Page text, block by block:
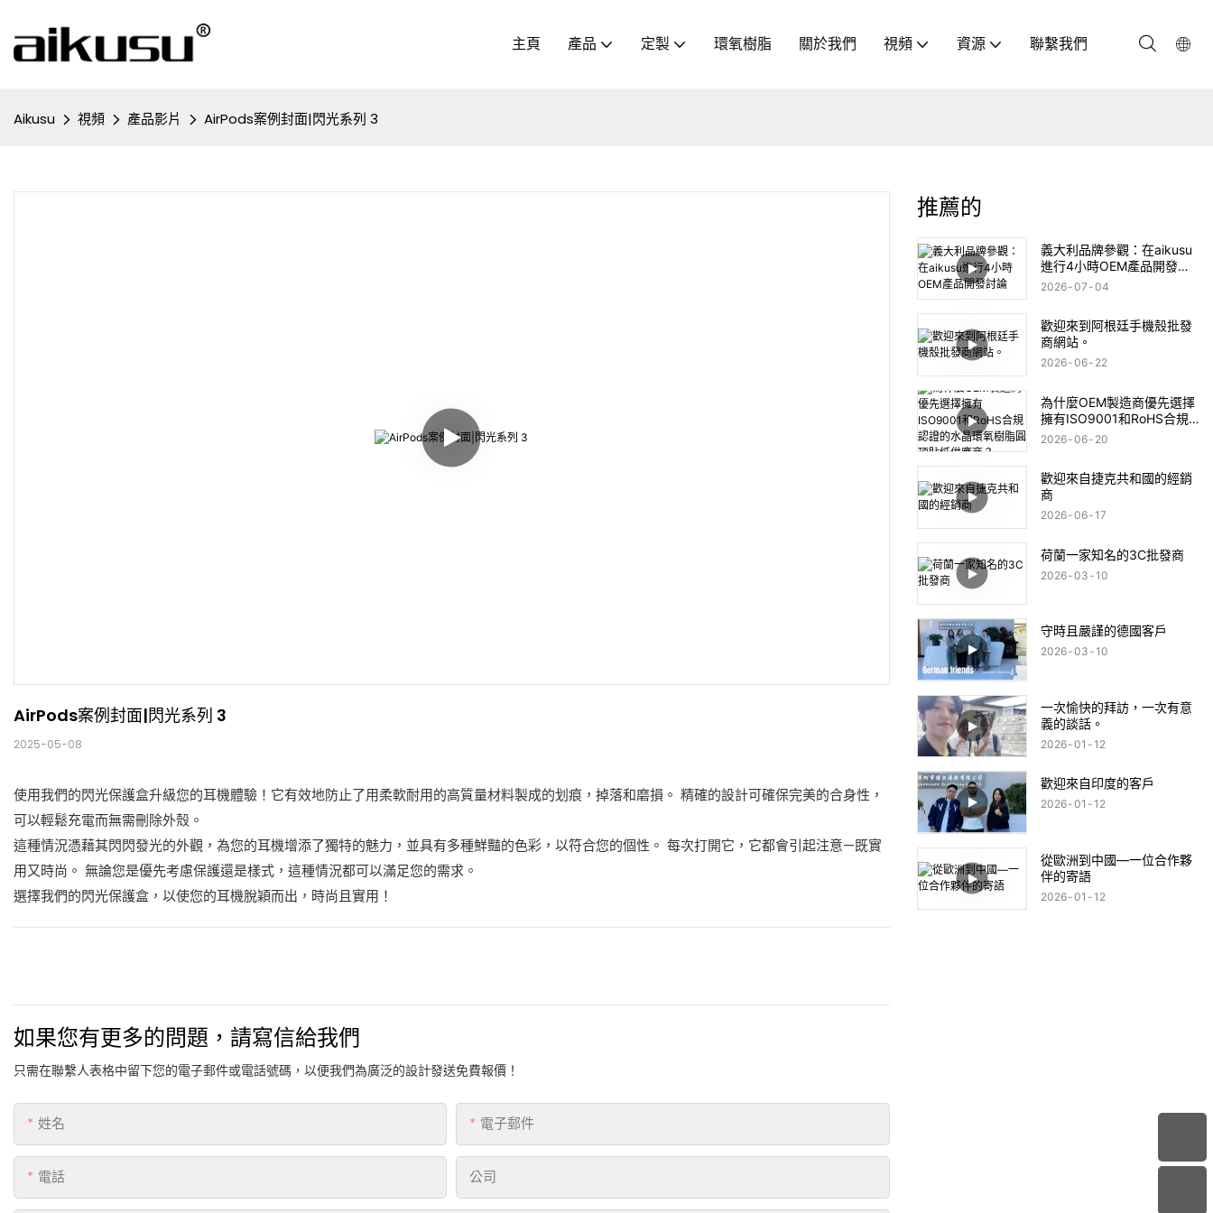
主頁 產品 定製 環氧樹脂 關於我們 視頻 資源 聯繫我們
Aikusu 視頻 產品影片 AirPods案例封面|閃光系列 3
AirPods案例封面|閃光系列 3
2025-05-08
使用我們的閃光保護盒升級您的耳機體驗！它有效地防止了用柔軟耐用的高質量材料製成的划痕，掉落和磨損。 精確的設計可確保完美的合身性，
可以輕鬆充電而無需刪除外殼。
這種情況憑藉其閃閃發光的外觀，為您的耳機增添了獨特的魅力，並具有多種鮮豔的色彩，以符合您的個性。 每次打開它，它都會引起注意—既實
用又時尚。 無論您是優先考慮保護還是樣式，這種情況都可以滿足您的需求。
選擇我們的閃光保護盒，以使您的耳機脫穎而出，時尚且實用！
如果您有更多的問題，請寫信給我們
只需在聯繫人表格中留下您的電子郵件或電話號碼，以便我們為廣泛的設計發送免費報價！
姓名 電子郵件
電話 公司
推薦的
義大利品牌參觀：在aikusu
進行4小時OEM產品開發討
論
2026 07 04
歡迎來到阿根廷手機殼批發
商網站。
2026 06 22
為什麼OEM製造商優先選擇
擁有ISO9001和RoHS合規
認證的水晶環氧樹脂圓頂貼
2026 06 20
歡迎來自捷克共和國的經銷
商
2026 06 17
荷蘭一家知名的3C批發商
2026 03 10
守時且嚴謹的德國客戶
2026 03 10
一次愉快的拜訪，一次有意
義的談話。
2026 01 12
歡迎來自印度的客戶
2026 01 12
從歐洲到中國—一位合作夥
伴的寄語
2026 01 12